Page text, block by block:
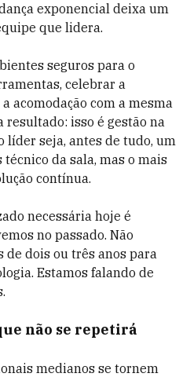
exponencial deixa um
que lidera.
seguros para o
celebrar a
acomodação com a mesma
resultado: isso é gestão na
líder seja, antes de tudo, um
da sala, mas o mais
contínua.
necessária hoje é
no passado. Não
de dois ou três anos para
Estamos falando de
não se repetirá
medianos se tornem